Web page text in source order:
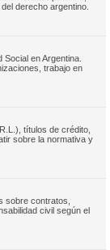
derecho argentino.
en Argentina.
trabajo en
títulos de crédito,
sobre la normativa y
sobre contratos,
civil según el